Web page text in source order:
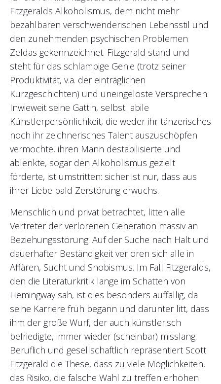
Fitzgeralds Alkoholismus, dem nicht mehr
bezahlbaren verschwenderischen Lebensstil und
den zunehmenden psychischen Problemen
Zeldas gekennzeichnet. Fitzgerald stand und
steht für das schlampige Genie (trotz seiner
Produktivität, v.a. der einträglichen
Kurzgeschichten) und uneingelöste Versprechen.
Inwieweit seine Gattin, selbst labile
Künstlerpersönlichkeit, die weder ihr tänzerisches
noch ihr zeichnerisches Talent auszuschöpfen
vermochte, ihren Mann destabilisierte und
ablenkte, sogar den Alkoholismus gezielt
förderte, ist umstritten: sicher ist nur, dass aus
ihrer Liebe bald Zerstörung erwuchs.
Menschlich und privat betrachtet, litten alle
Vertreter der verlorenen Generation massiv an
Beziehungsstörung. Auf der Suche nach Halt und
dauerhafter Beständigkeit verloren sich alle in
Affären, Sucht und Snobismus. Im Fall Fitzgeralds,
den die Literaturkritik lange im Schatten von
Hemingway sah, ist dies besonders auffällig, da
seine Karriere früh begann und darunter litt, dass
ihm der große Wurf, der auch künstlerisch
befriedigte, immer wieder (scheinbar) misslang.
Beruflich und gesellschaftlich repräsentiert Scott
Fitzgerald die These, dass zu viele Möglichkeiten,
das Risiko, die falsche Wahl zu treffen erhöhen